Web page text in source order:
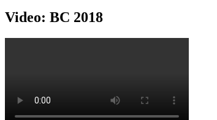
Video: BC 2018